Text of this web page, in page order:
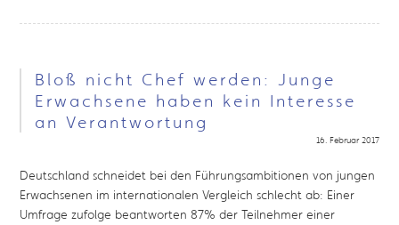
Bloß nicht Chef werden: Junge
Erwachsene haben kein Interesse
an Verantwortung
16. Februar 2017
Deutschland schneidet bei den Führungsambitionen von jungen
Erwachsenen im internationalen Vergleich schlecht ab: Einer
Umfrage zufolge beantworten 87% der Teilnehmer einer